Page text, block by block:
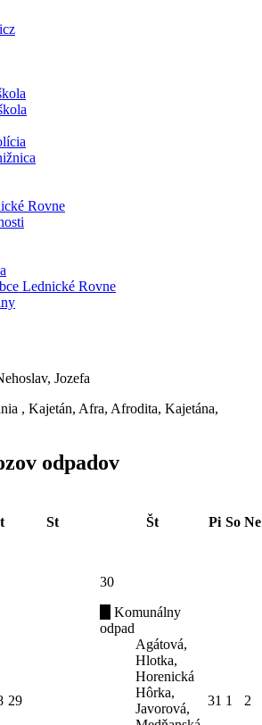
Rovne
Lednické Rovne
Jozefa
, Kajetán, Afra, Afrodita, Kajetána,
odpadov
St Št Pi So Ne
29
30
Komunálny
odpad
Agátová,
Hlotka,
Horenická
Hôrka,
Javorová,
31 1 2